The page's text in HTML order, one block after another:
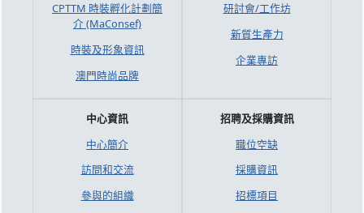
CPTTM 時裝孵化計劃簡
介 (MaConsef)
時裝及形象資訊
澳門時尚品牌
研討會/工作坊
新質生產力
企業專訪
中心資訊
中心簡介
訪問和交流
參與的組織
招聘及採購資訊
職位空缺
採購資訊
招標項目